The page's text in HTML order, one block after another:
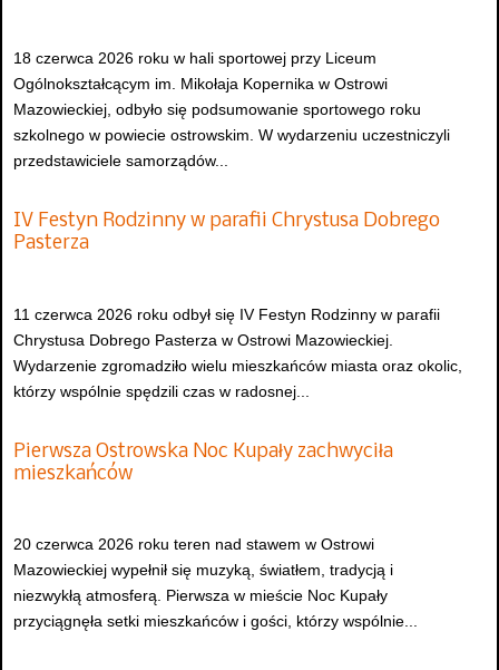
18 czerwca 2026 roku w hali sportowej przy Liceum
Ogólnokształcącym im. Mikołaja Kopernika w Ostrowi
Mazowieckiej, odbyło się podsumowanie sportowego roku
szkolnego w powiecie ostrowskim. W wydarzeniu uczestniczyli
przedstawiciele samorządów...
IV Festyn Rodzinny w parafii Chrystusa Dobrego
Pasterza
11 czerwca 2026 roku odbył się IV Festyn Rodzinny w parafii
Chrystusa Dobrego Pasterza w Ostrowi Mazowieckiej.
Wydarzenie zgromadziło wielu mieszkańców miasta oraz okolic,
którzy wspólnie spędzili czas w radosnej...
Pierwsza Ostrowska Noc Kupały zachwyciła
mieszkańców
20 czerwca 2026 roku teren nad stawem w Ostrowi
Mazowieckiej wypełnił się muzyką, światłem, tradycją i
niezwykłą atmosferą. Pierwsza w mieście Noc Kupały
przyciągnęła setki mieszkańców i gości, którzy wspólnie...